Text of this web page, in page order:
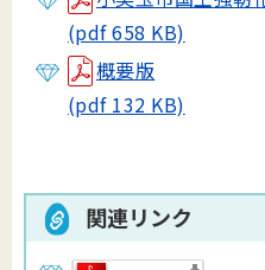
(pdf 658 KB)
概要版
(pdf 132 KB)
関連リンク